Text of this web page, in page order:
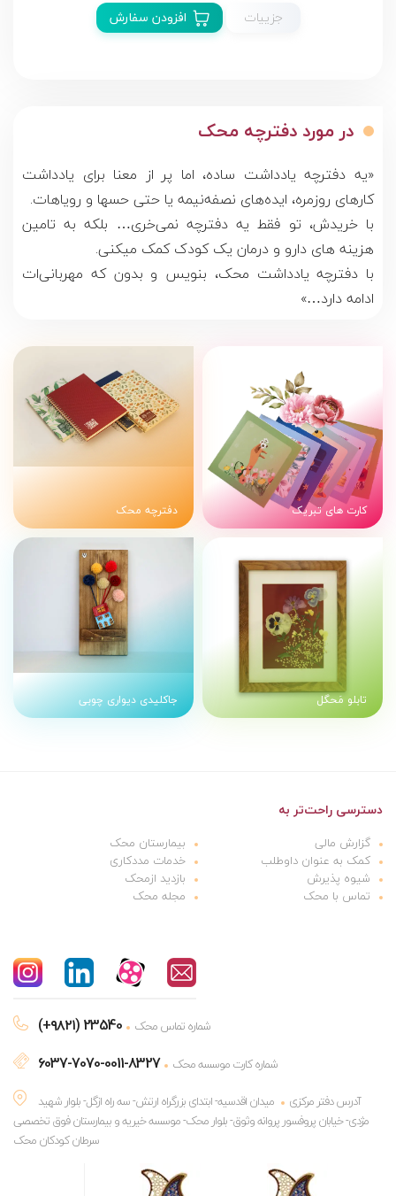
جزییات افزودن سفارش
در مورد دفترچه محک
«یه دفترچه‌ یادداشت ساده، اما پر از معنا برای یادداشت
کارهای روزمره، ایده‌های نصفه‌نیمه یا حتی حس­ها و رویاهات.
با خریدش، تو فقط یه دفترچه‌ نمی‌خری… بلکه به تامین
هزینه های دارو و درمان یک کودک کمک می­کنی.
با دفترچه یادداشت محک، بنویس و بدون که مهربانی‌ات
ادامه دارد…»
کارت های تبریک دفترچه محک
تابلو مَحگل جاکلیدی دیواری چوبی
دسترسی راحت‌تر به
گزارش مالی
بیمارستان محک
کمک به عنوان داوطلب
خدمات مددکاری
شیوه پذیرش
بازدید ازمحک
تماس با محک
مجله محک
(+۹۸۲۱) 23540 شماره تماس محک
6037-7070-0011-8327
شماره کارت موسسه محک
آدرس دفتر مرکزی
میدان اقدسیه- ابتدای بزرگراه ارتش- سه راه ازگل- بلوار شهید
مژدی- خیابان پروفسور پروانه وثوق- بلوار محک- موسسه خیریه و بیمارستان فوق تخصصی
سرطان کودکان محک